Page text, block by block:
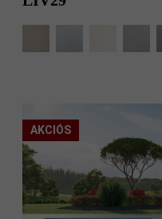
krém
kréta
AKCIÓS